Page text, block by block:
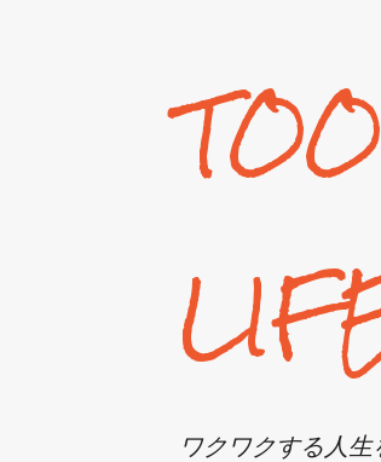
ワクワクする人